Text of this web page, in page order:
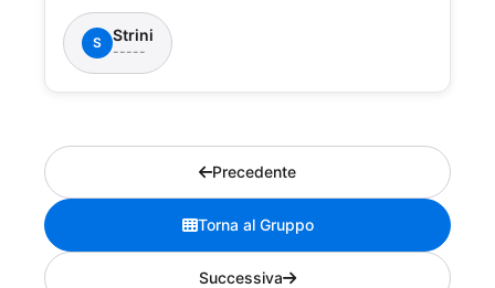
S Strini
-----
Precedente
Torna al Gruppo
Successiva